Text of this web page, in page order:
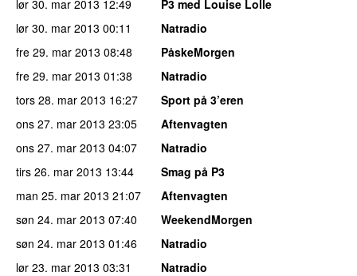
lør 30. mar 2013 12:49
P3 med Louise Lolle
lør 30. mar 2013 00:11
Natradio
fre 29. mar 2013 08:48
PåskeMorgen
fre 29. mar 2013 01:38
Natradio
tors 28. mar 2013 16:27
Sport på 3’eren
ons 27. mar 2013 23:05
Aftenvagten
ons 27. mar 2013 04:07
Natradio
tirs 26. mar 2013 13:44
Smag på P3
man 25. mar 2013 21:07
Aftenvagten
søn 24. mar 2013 07:40
WeekendMorgen
søn 24. mar 2013 01:46
Natradio
lør 23. mar 2013 03:31
Natradio